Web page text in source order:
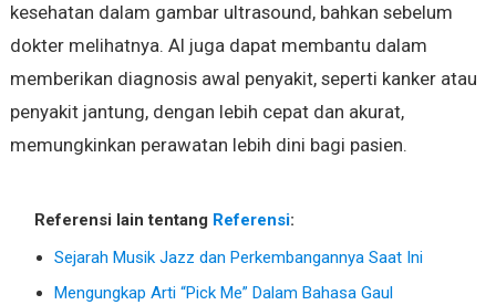
kesehatan dalam gambar ultrasound, bahkan sebelum
dokter melihatnya. AI juga dapat membantu dalam
memberikan diagnosis awal penyakit, seperti kanker atau
penyakit jantung, dengan lebih cepat dan akurat,
memungkinkan perawatan lebih dini bagi pasien.
Referensi lain tentang Referensi:
Sejarah Musik Jazz dan Perkembangannya Saat Ini
Mengungkap Arti “Pick Me” Dalam Bahasa Gaul